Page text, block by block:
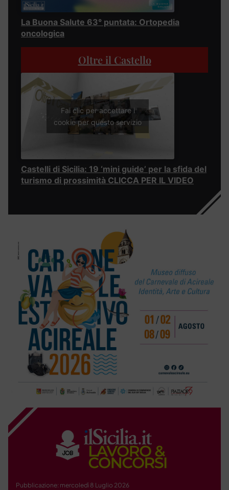
La Buona Salute 63° puntata: Ortopedia
oncologica
Oltre il Castello
Fai clic per accettare i
cookie per questo servizio
Castelli di Sicilia: 19 ‘mini guide’ per la sfida del
turismo di prossimità CLICCA PER IL VIDEO
Pubblicazione: mercoledì 8 Luglio 2026